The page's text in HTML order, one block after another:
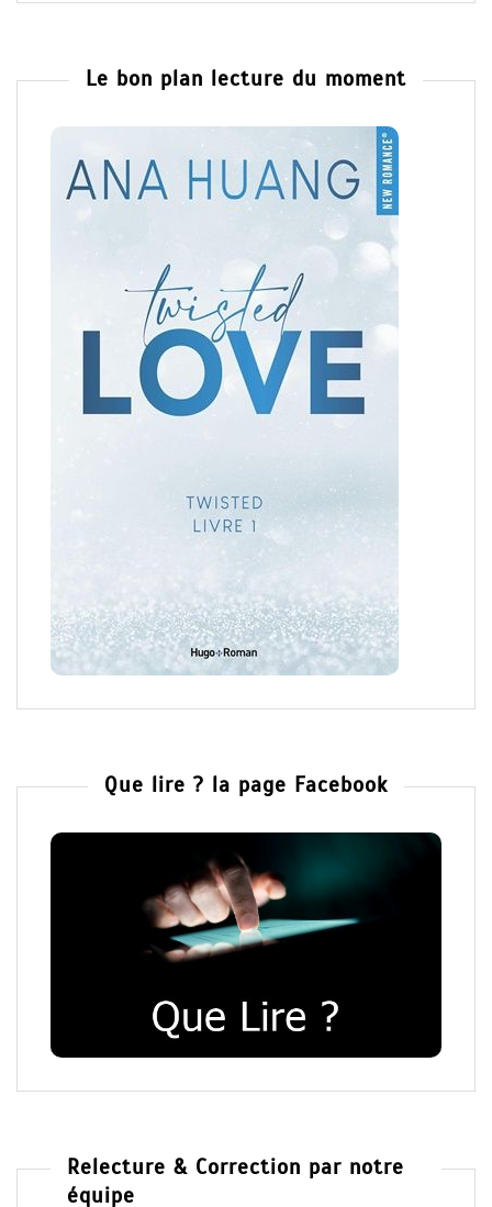
Le bon plan lecture du moment
Que lire ? la page Facebook
Relecture & Correction par notre
équipe